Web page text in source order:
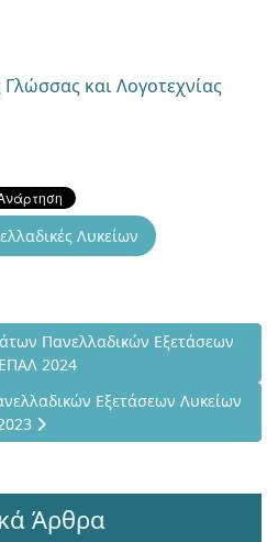
και Λογοτεχνίας
Λυκείων
Ειδικών Μαθημάτων
Πανελλαδικών Εξετάσεων
2024
Πανελλαδικών
Εξετάσεων Λυκείων
Άρθρα